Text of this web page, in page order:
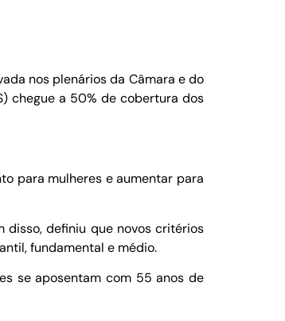
nos plenários da Câmara e do
chegue a 50% de cobertura dos
para mulheres e aumentar para
disso, definiu que novos critérios
fundamental e médio.
se aposentam com 55 anos de